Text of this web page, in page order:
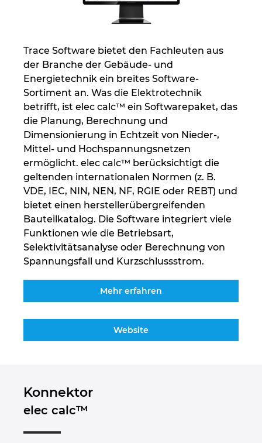
Trace Software bietet den Fachleuten aus
der Branche der Gebäude- und
Energietechnik ein breites Software-
Sortiment an. Was die Elektrotechnik
betrifft, ist elec calc™ ein Softwarepaket, das
die Planung, Berechnung und
Dimensionierung in Echtzeit von Nieder-,
Mittel- und Hochspannungsnetzen
ermöglicht. elec calc™ berücksichtigt die
geltenden internationalen Normen (z. B.
VDE, IEC, NIN, NEN, NF, RGIE oder REBT) und
bietet einen herstellerübergreifenden
Bauteilkatalog. Die Software integriert viele
Funktionen wie die Betriebsart,
Selektivitätsanalyse oder Berechnung von
Spannungsfall und Kurzschlussstrom.
Mehr erfahren
Website
Konnektor
elec calc™
Kanada
Kolumbien
Kroatien
Litauen
Luxemburg
Malaysia
Mexiko
Neuseeland
Peru
Philippinen